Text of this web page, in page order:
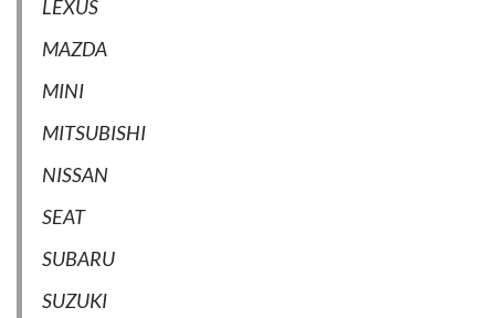
LEXUS
MAZDA
MINI
MITSUBISHI
NISSAN
SEAT
SUBARU
SUZUKI